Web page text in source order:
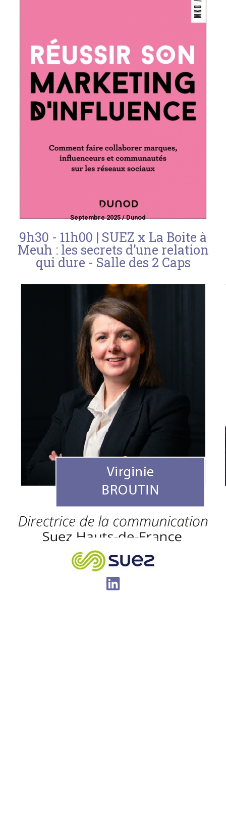
Septembre 2025 / Dunod
9h30 - 11h00 | SUEZ x La Boite à
Meuh : les secrets d’une relation
qui dure - Salle des 2 Caps